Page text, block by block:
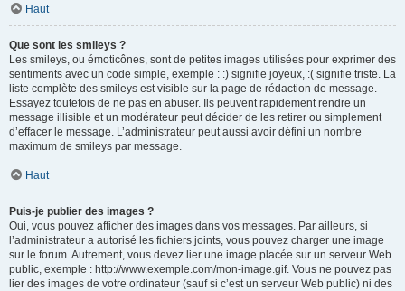
Haut
Que sont les smileys ?
Les smileys, ou émoticônes, sont de petites images utilisées pour exprimer des
sentiments avec un code simple, exemple : :) signifie joyeux, :( signifie triste. La
liste complète des smileys est visible sur la page de rédaction de message.
Essayez toutefois de ne pas en abuser. Ils peuvent rapidement rendre un
message illisible et un modérateur peut décider de les retirer ou simplement
d’effacer le message. L’administrateur peut aussi avoir défini un nombre
maximum de smileys par message.
Haut
Puis-je publier des images ?
Oui, vous pouvez afficher des images dans vos messages. Par ailleurs, si
l’administrateur a autorisé les fichiers joints, vous pouvez charger une image
sur le forum. Autrement, vous devez lier une image placée sur un serveur Web
public, exemple : http://www.exemple.com/mon-image.gif. Vous ne pouvez pas
lier des images de votre ordinateur (sauf si c’est un serveur Web public) ni des